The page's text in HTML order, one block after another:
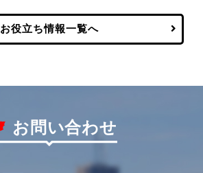
お役立ち情報一覧へ
お問い合わせ